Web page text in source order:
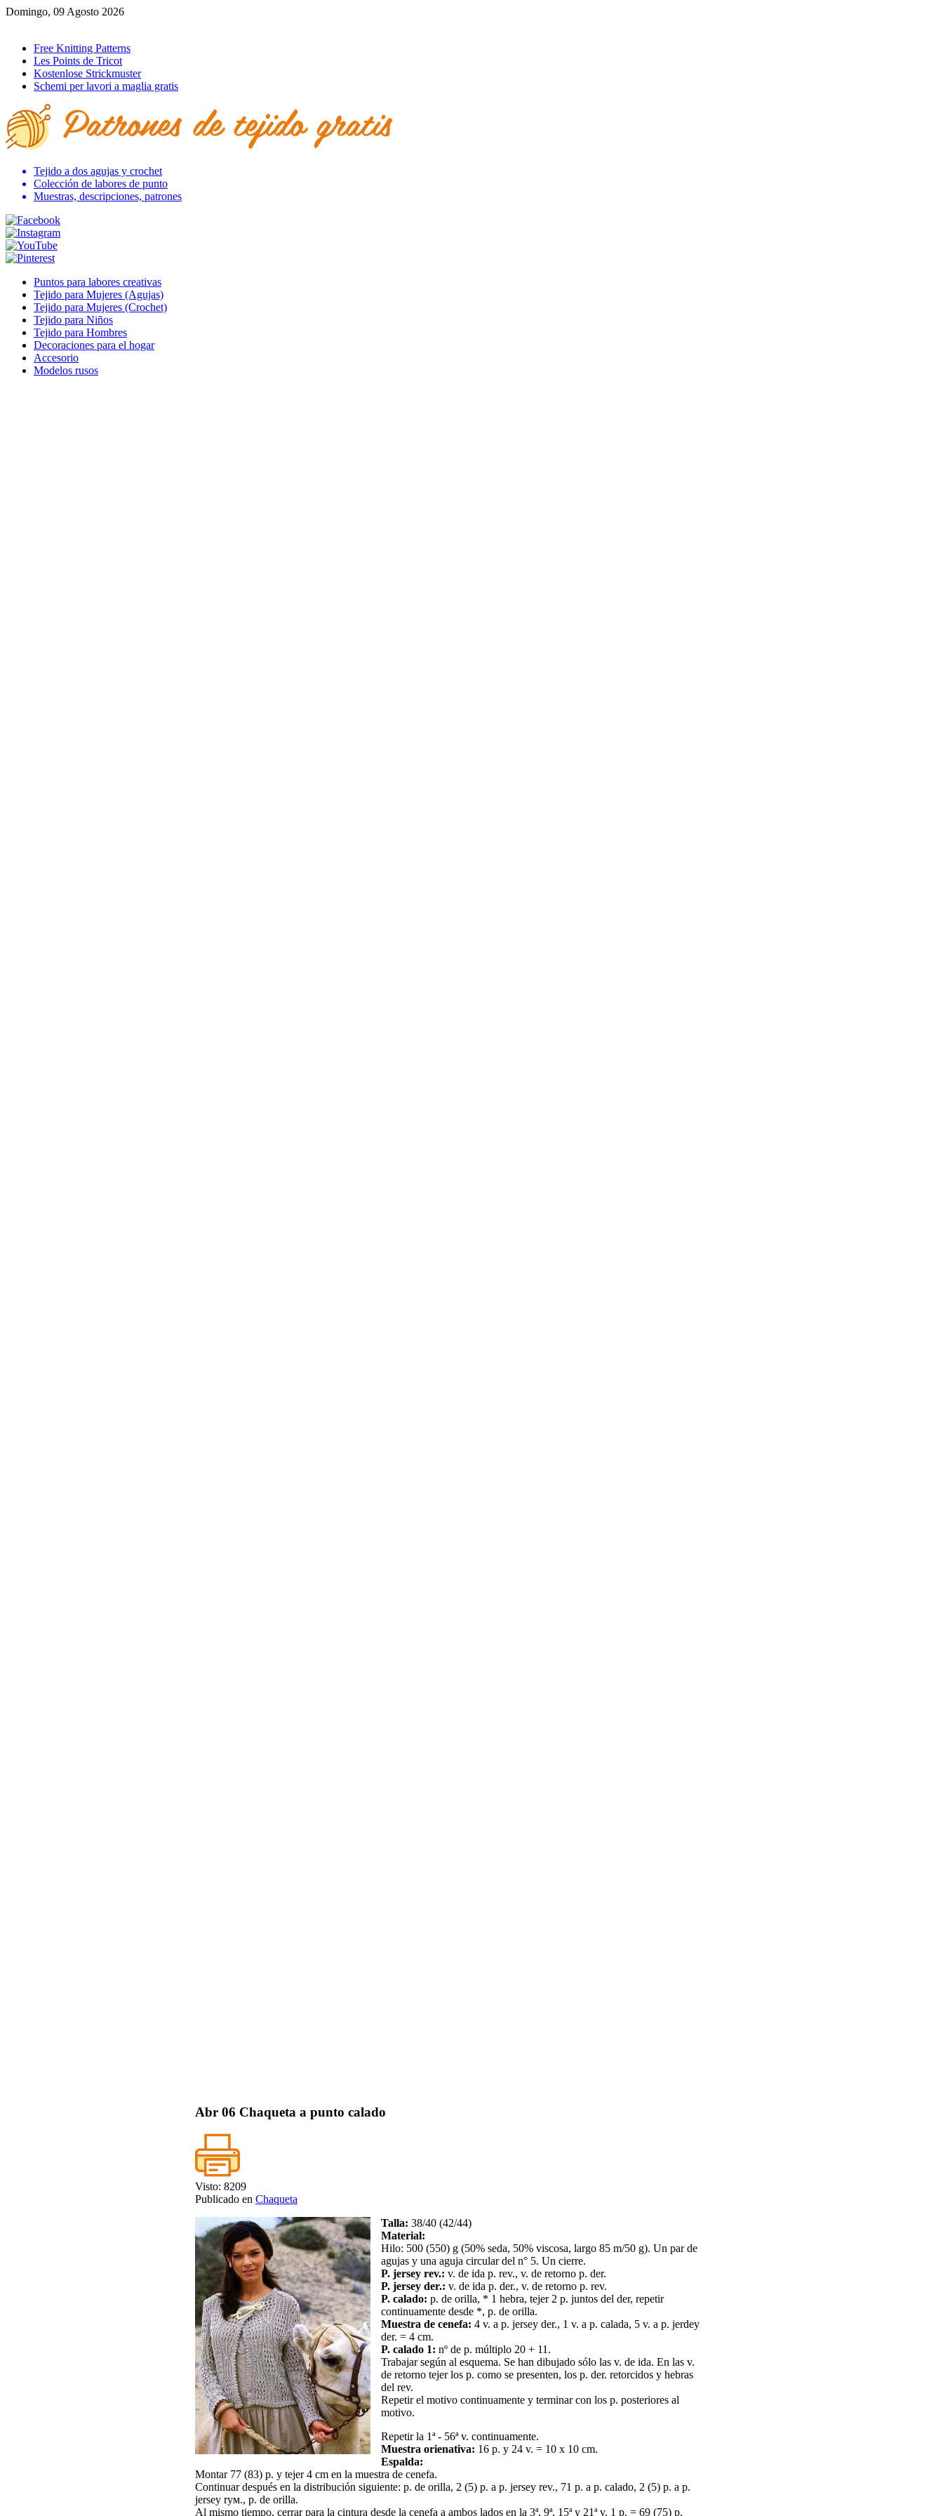
Domingo, 09 Agosto 2026
Free Knitting Patterns
Les Points de Tricot
Kostenlose Strickmuster
Schemi per lavori a maglia gratis
Tejido a dos agujas y crochet
Colección de labores de punto
Muestras, descripciones, patrones
Puntos para labores creativas
Tejido para Mujeres (Agujas)
Tejido para Mujeres (Crochet)
Tejido para Niños
Tejido para Hombres
Decoraciones para el hogar
Accesorio
Modelos rusos
Abr 06 Chaqueta a punto calado
Visto: 8209
Publicado en Chaqueta
Talla: 38/40 (42/44)
Material:
Hilo: 500 (550) g (50% seda, 50% viscosa, largo 85 m/50 g). Un par de
agujas y una aguja circular del n° 5. Un cierre.
P. jersey rev.: v. de ida p. rev., v. de retorno p. der.
P. jersey der.: v. de ida p. der., v. de retorno p. rev.
P. calado: p. de orilla, * 1 hebra, tejer 2 p. juntos del der, repetir
continuamente desde *, p. de orilla.
Muestra de cenefa: 4 v. a p. jersey der., 1 v. a p. calada, 5 v. a p. jerdey
der. = 4 cm.
P. calado 1: nº de p. múltiplo 20 + 11.
Trabajar según al esquema. Se han dibujado sólo las v. de ida. En las v.
de retorno tejer los p. como se presenten, los p. der. retorcidos y hebras
del rev.
Repetir el motivo continuamente y terminar con los p. posteriores al
motivo.
Repetir la 1ª - 56ª v. continuamente.
Muestra orienativa: 16 p. y 24 v. = 10 x 10 cm.
Espalda:
Montar 77 (83) p. y tejer 4 cm en la muestra de cenefa.
Continuar después en la distribución siguiente: p. de orilla, 2 (5) p. a p. jersey rev., 71 p. a p. calado, 2 (5) p. a p.
jersey rум., p. de orilla.
Al mismo tiempo, cerrar para la cintura desde la cenefa a ambos lados en la 3ª, 9ª, 15ª y 21ª v. 1 p. = 69 (75) p.